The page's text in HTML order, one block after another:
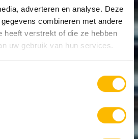
adverteren en analyse. Deze
combineren met andere
heeft verstrekt of die ze hebben
uw gebruik van hun services.